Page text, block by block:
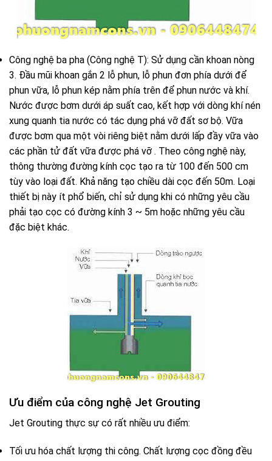
Công nghệ ba pha (Công nghệ T): Sử dụng cần khoan nòng
3. Đầu mũi khoan gắn 2 lỗ phun, lỗ phun đơn phía dưới để
phun vữa, lỗ phun kép nằm phía trên để phun nước và khí.
Nước được bơm dưới áp suất cao, kết hợp với dòng khí nén
xung quanh tia nước có tác dụng phá vỡ đất sơ bộ. Vữa
được bơm qua một vòi riêng biệt nằm dưới lấp đầy vữa vào
các phần tử đất vữa được phá vỡ . Theo công nghệ này,
thông thường đường kính cọc tạo ra từ 100 đến 500 cm
tùy vào loại đất. Khả năng tạo chiều dài cọc đến 50m. Loại
thiết bị này ít phổ biến, chỉ sử dụng khi có những yêu cầu
phải tạo cọc có đường kính 3 ~ 5m hoặc những yêu cầu
đặc biệt khác.
Ưu điểm của công nghệ Jet Grouting
Jet Grouting thực sự có rất nhiều ưu điểm:
Tối ưu hóa chất lượng thi công. Chất lượng cọc đồng đều